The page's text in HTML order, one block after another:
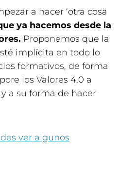
a hacer ‘otra cosa
ya hacemos desde la
Proponemos que la
implícita en todo lo
formativos, de forma
los Valores 4.0 a
a su forma de hacer
ver algunos